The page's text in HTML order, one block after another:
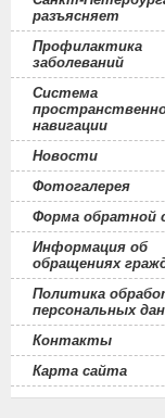
разъясняет
Профилактика
заболеваний
Система
навигации
Новости
Фотогалерея
Форма обратной
Информация об
обращениях
Политика
персональных
Контакты
Карта сайта